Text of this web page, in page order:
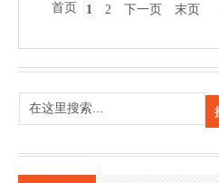
首页 1 2 下一页 末页